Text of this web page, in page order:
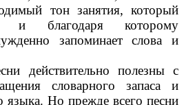
тон занятия, который
и благодаря которому
запоминает слова и
действительно полезны с
словарного запаса и
языка. Но прежде всего песни